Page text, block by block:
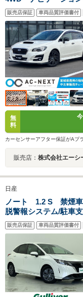
軽減ブレーキ レーン
ットモニター ハー
アダクティブクルー
販売店保証 車両品質評価書付
無
料
カーセンサーアフター保証がAプ
販売店： 株式会社エーシ
日産
ノート 1.2 S 禁煙車/
脱警報システム/駐車
メラ/フルセグTV/
滑り防止装置/アイド
販売店保証 車両品質評価書付